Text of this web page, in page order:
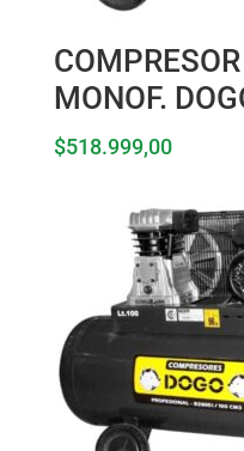
MONOF.
$518.999,00